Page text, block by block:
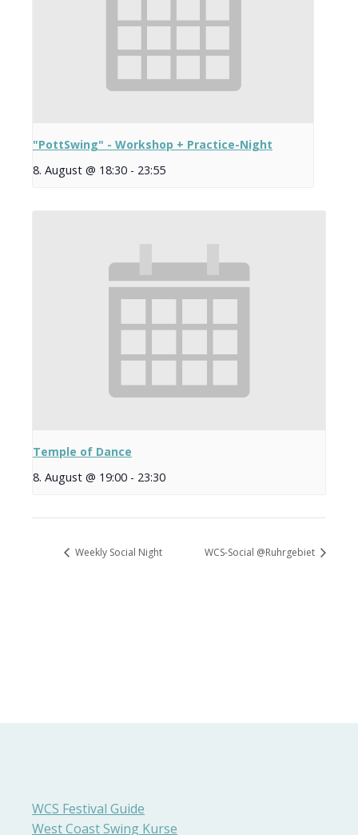
"PottSwing" - Workshop + Practice-Night
8. August @ 18:30 - 23:55
Temple of Dance
8. August @ 19:00 - 23:30
Weekly Social Night WCS-Social @Ruhrgebiet
WCS Festival Guide
West Coast Swing Kurse